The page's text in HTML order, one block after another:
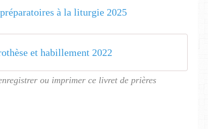
et habillement 2022
ou imprimer ce livret de prières